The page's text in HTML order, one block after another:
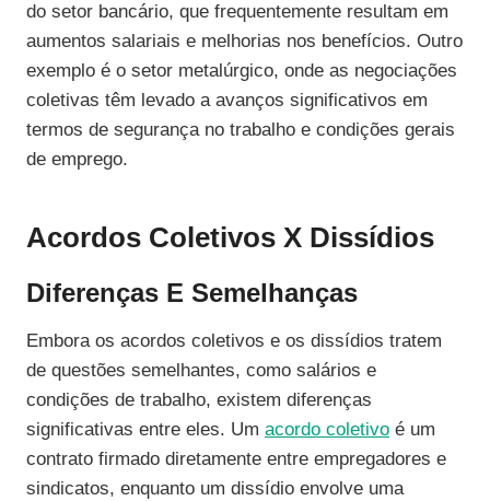
do setor bancário, que frequentemente resultam em
aumentos salariais e melhorias nos benefícios. Outro
exemplo é o setor metalúrgico, onde as negociações
coletivas têm levado a avanços significativos em
termos de segurança no trabalho e condições gerais
de emprego.
Acordos Coletivos X Dissídios
Diferenças E Semelhanças
Embora os acordos coletivos e os dissídios tratem
de questões semelhantes, como salários e
condições de trabalho, existem diferenças
significativas entre eles. Um acordo coletivo é um
contrato firmado diretamente entre empregadores e
sindicatos, enquanto um dissídio envolve uma